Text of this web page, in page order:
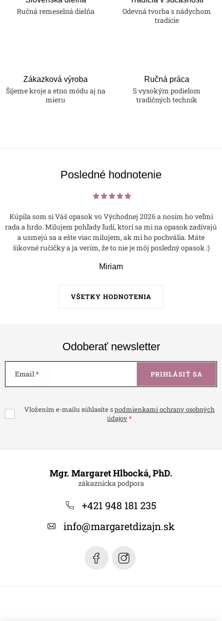
Ručná remeselná dielňa
Odevná tvorba s nádychom
tradície
Zákazková výroba
Šijeme kroje a etno módu aj na
mieru
Ručná práca
S vysokým podielom
tradičných techník
Posledné hodnotenie
VŠETKY HODNOTENIA
Kúpila som si Váš opasok vo Východnej 2026 a nosím ho veľmi
rada a hrdo. Milujem pohľady ľudí, ktorí sa mi na opasok zadívajú
a usmejú sa a ešte viac milujem, ak mi ho pochvália. Máte
šikovné ručičky a ja verím, že to nie je môj posledný opasok :)
Miriam
Odoberať newsletter
Email
Vložením e-mailu súhlasíte spodmienkami ochrany osobných
údajov
PRIHLÁSIŤ SA
Mgr. Margaret Hlbocká, PhD.
+421 948 181 235
info@margaretdizajn.sk